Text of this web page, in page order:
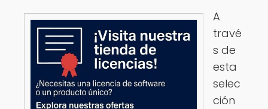
A
travé
s de
esta
selec
ción